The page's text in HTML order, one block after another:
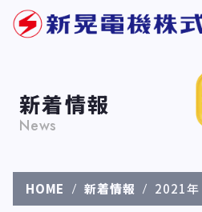
新着情報
News
HOME 新着情報 2021年